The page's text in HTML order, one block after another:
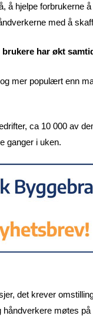
å hjelpe forbrukerne
med å
har økt
mer populært enn
ca 10 000 av
ganger i uken.
det krever
møtes på